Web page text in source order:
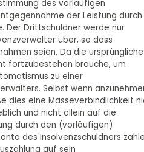
des vorläufigen
der Leistung durch
Der Drittschuldner werde nur
über, so dass
seien. Da die ursprüngliche
fortzubestehen brauche, um
zu einer
Selbst wenn
dies eine Masseverbindlichkeit
und nicht allein auf die
durch den (vorläufigen)
des Insolvenzschuldners
auf sein